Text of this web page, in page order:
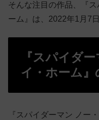
そんな注目の作品、『
ーム』は、2022年1月7
『スパイダ
イ・ホーム
『スパイダーマン ノー